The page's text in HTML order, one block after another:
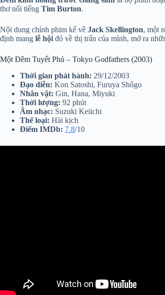
thơ nổi tiếng Tim Burton.
Nội dung chính phim kể về Jack Skellington, một
định mang lễ hội đó về thị trấn của mình, mở ra
Một Đêm Tuyết Phủ – Tokyo Godfathers (2003)
Thời gian phát hành: 29/12/2003
Đạo diễn: Kon Satoshi, Furuya Shôgo
Nhân vật: Gin, Hana, Miyuki
Thời lượng: 92 phút
Âm nhạc: Suzuki Keiichi
Thể loại: Hài kịch
Điểm IMDb: 7.8/10